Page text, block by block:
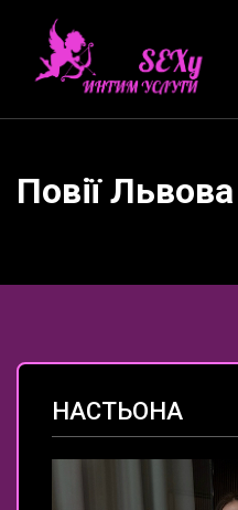
Повії
НАСТЬОНА